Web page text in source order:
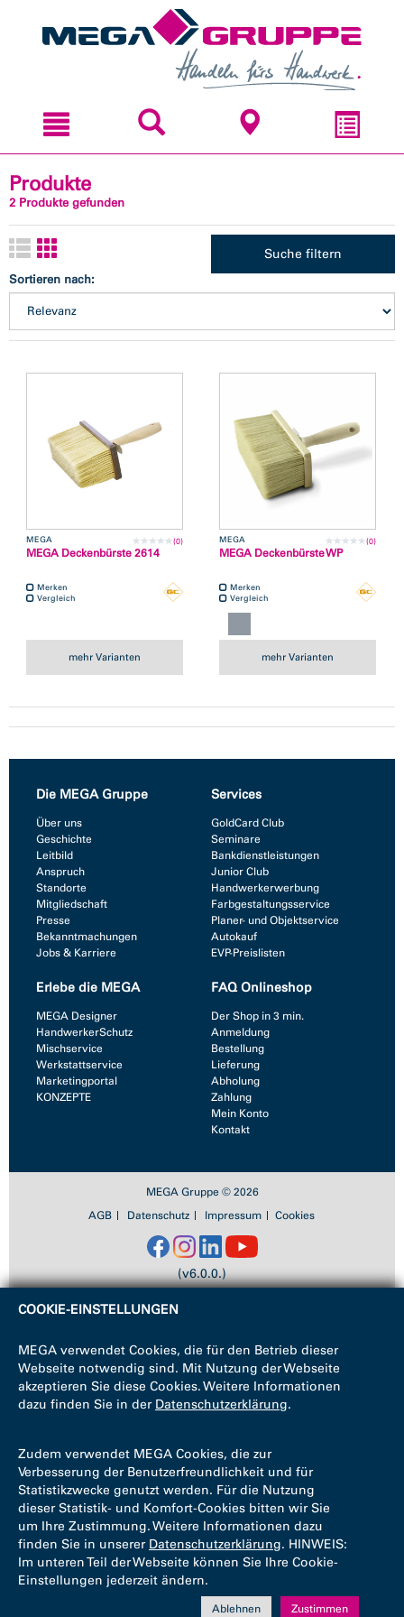
Produkte
2 Produkte gefunden
Suche filtern
Sortieren nach:
MEGA (0)
MEGA Deckenbürste 2614
Merken
Vergleich
mehr Varianten
MEGA (0)
MEGA Deckenbürste WP
Merken
Vergleich
mehr Varianten
Die MEGA Gruppe
Über uns
Geschichte
Leitbild
Anspruch
Standorte
Mitgliedschaft
Presse
Bekanntmachungen
Jobs & Karriere
Services
GoldCard Club
Seminare
Bankdienstleistungen
Junior Club
Handwerkerwerbung
Farbgestaltungsservice
Planer- und Objektservice
Autokauf
EVP-Preislisten
Erlebe die MEGA
MEGA Designer
HandwerkerSchutz
Mischservice
Werkstattservice
Marketingportal
KONZEPTE
FAQ Onlineshop
Der Shop in 3 min.
Anmeldung
Bestellung
Lieferung
Abholung
Zahlung
Mein Konto
Kontakt
MEGA Gruppe © 2026
AGB
Datenschutz Impressum Cookies
(v6.0.0.)
COOKIE-EINSTELLUNGEN
MEGA verwendet Cookies, die für den Betrieb dieser
Webseite notwendig sind. Mit Nutzung der Webseite
akzeptieren Sie diese Cookies. Weitere Informationen
dazu finden Sie in der Datenschutzerklärung.
Zudem verwendet MEGA Cookies, die zur
Verbesserung der Benutzerfreundlichkeit und für
Statistikzwecke genutzt werden. Für die Nutzung
dieser Statistik- und Komfort-Cookies bitten wir Sie
um Ihre Zustimmung. Weitere Informationen dazu
finden Sie in unserer Datenschutzerklärung. HINWEIS:
Im unteren Teil der Webseite können Sie Ihre Cookie-
Einstellungen jederzeit ändern.
Zustimmen
Ablehnen